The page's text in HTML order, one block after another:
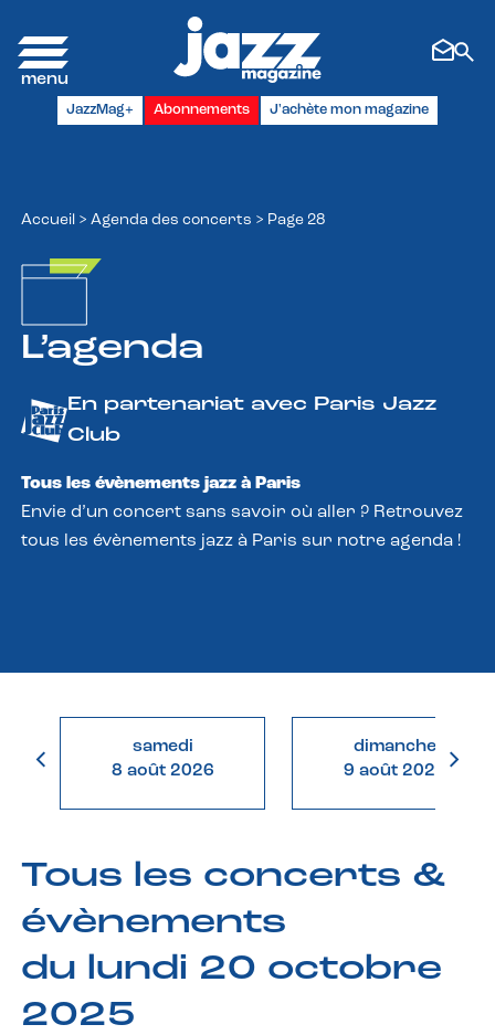
JazzMag+ Abonnements J'achète mon magazine
Accueil > Agenda des concerts > Page 28
L’agenda
En partenariat avec Paris Jazz
Club
Tous les évènements jazz à Paris
Envie d’un concert sans savoir où aller ? Retrouvez
tous les évènements jazz à Paris sur notre agenda !
samedi
8 août 2026
dimanche
9 août 2026
Tous les concerts &
évènements
du lundi 20 octobre
2025